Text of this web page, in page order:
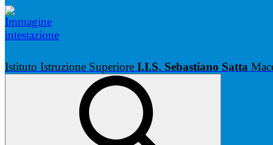
Istituto Istruzione Superiore I.I.S. Sebastiano Satta